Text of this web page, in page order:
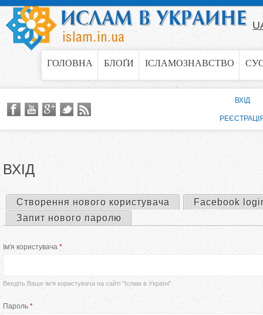
Jump to navigation
ГОЛОВНА БЛОҐИ ІСЛАМОЗНАВСТВО
ВХІД
е
в
Створення нового користувача
Facebook
Запит нового паролю
Ім'я користувача *
Введіть Ваше ім’я користувача на сайті "Іслам в Україні".
Пароль *
ВХІД